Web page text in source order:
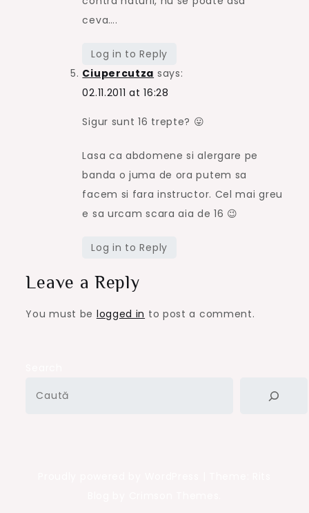
ceva….
Log in to Reply
Ciupercutza says:
02.11.2011 at 16:28
Sigur sunt 16 trepte? 😛
Lasa ca abdomene si alergare pe
banda o juma de ora putem sa
facem si fara instructor. Cel mai greu
e sa urcam scara aia de 16 😉
Log in to Reply
Leave a Reply
You must be logged in to post a comment.